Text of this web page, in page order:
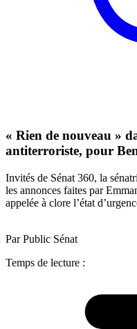
« Rien de nouveau »
antiterroriste, pour
Invités de Sénat 360, la
les annonces faites par
appelée à clore l’état
Par Public Sénat
Temps de lecture :